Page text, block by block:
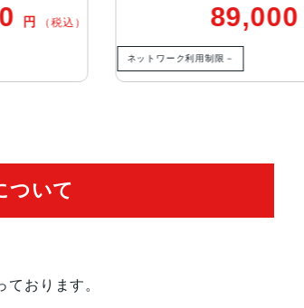
円 （税込）
ネットワーク利用制限－
ついて
ております。